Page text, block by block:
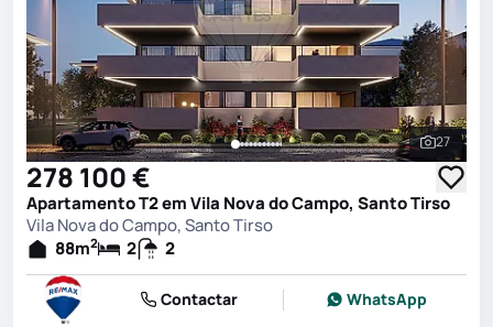
Ver
27
278 100 €
Apartamento T2 em Vila Nova do Campo, Santo Tirso
Vila Nova do Campo, Santo Tirso
88m2 2 2
Contactar WhatsApp